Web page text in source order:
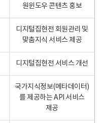
원윈도우 콘텐츠 홍보
디지털집현전 회원관리 및
맞춤지식 서비스 제공
디지털집현전 서비스 개선
국가지식정보(메타데이터)
를 제공하는 API 서비스
제공